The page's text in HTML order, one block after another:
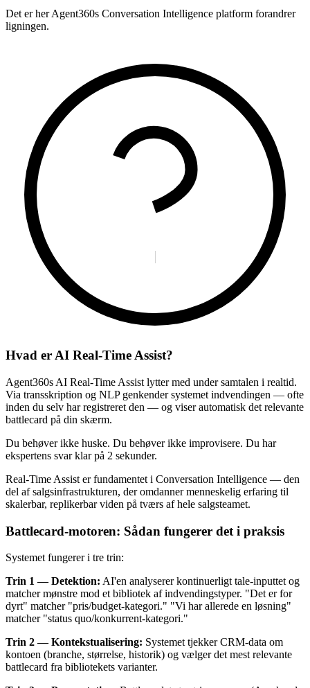
Det er her Agent360s Conversation Intelligence platform forandrer
ligningen.
Hvad er AI Real-Time Assist?
Agent360s AI Real-Time Assist lytter med under samtalen i realtid.
Via transskription og NLP genkender systemet indvendingen — ofte
inden du selv har registreret den — og viser automatisk det relevante
battlecard på din skærm.
Du behøver ikke huske. Du behøver ikke improvisere. Du har
ekspertens svar klar på 2 sekunder.
Real-Time Assist er fundamentet i Conversation Intelligence — den
del af salgsinfrastrukturen, der omdanner menneskelig erfaring til
skalerbar, replikerbar viden på tværs af hele salgsteamet.
Battlecard-motoren: Sådan fungerer det i praksis
Systemet fungerer i tre trin:
Trin 1 — Detektion: AI'en analyserer kontinuerligt tale-inputtet og
matcher mønstre mod et bibliotek af indvendingstyper. "Det er for
dyrt" matcher "pris/budget-kategori." "Vi har allerede en løsning"
matcher "status quo/konkurrent-kategori."
Trin 2 — Kontekstualisering: Systemet tjekker CRM-data om
kontoen (branche, størrelse, historik) og vælger det mest relevante
battlecard fra bibliotekets varianter.